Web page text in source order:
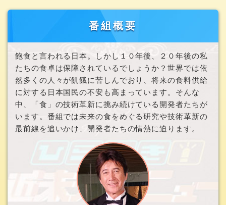
番組概要
飽食と言われる日本。しかし１０年後、２０年後の私
たちの食卓は保障されているでしょうか？世界では依
然多くの人々が飢餓に苦しんでおり、将来の食料供給
に対する日本国民の不安も高まっています。そんな
中、「食」の技術革新に挑み続けている開発者たちが
います。番組では未来の食をめぐる研究や技術革新の
最前線を追いかけ、開発者たちの情熱に迫ります。